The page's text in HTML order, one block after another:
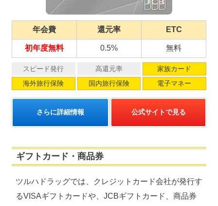
年会費 還元率 ETC
初年度無料 0.5% 無料
スピード発行 高還元率
家族カード
海外旅行保険
国内旅行保険 電子マネー
さらに詳細情報 公式サイトで見る
ギフトカード・商品券
ツルハドラッグでは、クレジットカード会社が発行す
るVISAギフトカードや、JCBギフトカード、商品券